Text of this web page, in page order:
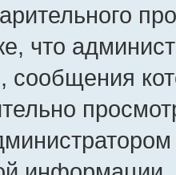
что
сообщения